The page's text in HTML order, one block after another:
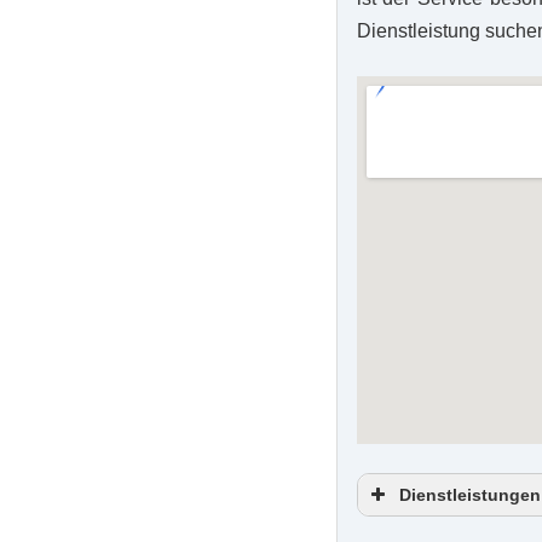
Dienstleistung
Dienstleistungen